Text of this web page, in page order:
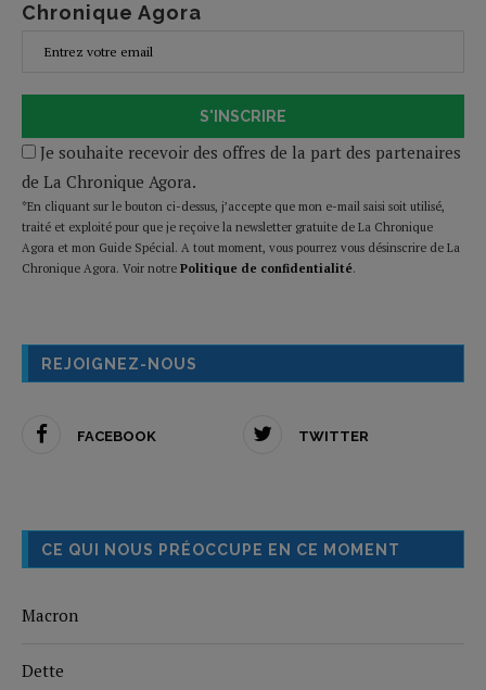
Chronique Agora
S'INSCRIRE
Je souhaite recevoir des offres de la part des partenaires
de La Chronique Agora.
*En cliquant sur le bouton ci-dessus, j’accepte que mon e-mail saisi soit utilisé,
traité et exploité pour que je reçoive la newsletter gratuite de La Chronique
Agora et mon Guide Spécial. A tout moment, vous pourrez vous désinscrire de La
Chronique Agora. Voir notre Politique de confidentialité.
REJOIGNEZ-NOUS
FACEBOOK TWITTER
CE QUI NOUS PRÉOCCUPE EN CE MOMENT
Macron
Dette